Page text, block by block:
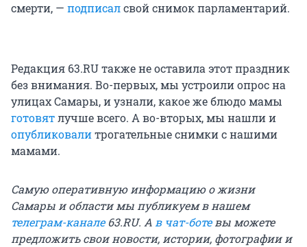
смерти, — подписалсвой снимок парламентарий.
Редакция 63.RU также не оставила этот праздник
без внимания. Во-первых, мы устроили опрос на
улицах Самары, и узнали, какое же блюдо мамы
готовятлучше всего. А во-вторых, мы нашли и
опубликовалитрогательные снимки с нашими
мамами.
Самую оперативную информацию о жизни
Самары и области мы публикуем в нашем
телеграм-канале63.RU. Ав чат-ботевы можете
предложить свои новости, истории, фотографии и